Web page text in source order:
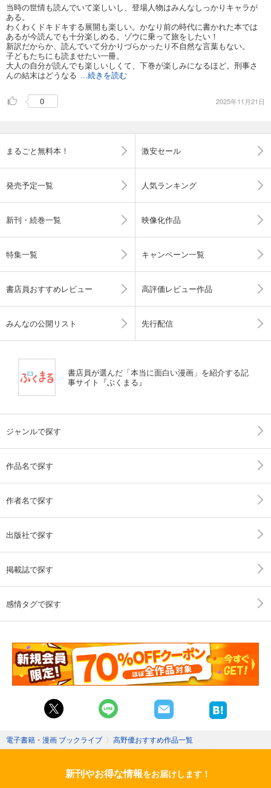
当時の世情も読んでいて楽しいし、登場人物はみんなしっかりキャラが
ある。
わくわくドキドキする展開も楽しい。かなり前の時代に書かれた本では
あるが今読んでも十分楽しめる。ゾウに乗って旅をしたい！
新訳だからか、読んでいて分かりづらかったり不自然な言葉もない。
子どもたちにも読ませたい一冊。
大人の自分が読んでも楽しいしくて、下巻が楽しみになるほど。刑事さ
んの結末はどうなる
...続きを読む
0 2025年11月21日
まるごと無料本！ 激安セール
発売予定一覧 人気ランキング
新刊・続巻一覧 映像化作品
特集一覧 キャンペーン一覧
書店員おすすめレビュー 高評価レビュー作品
みんなの公開リスト 先行配信
書店員が選んだ「本当に面白い漫画」を紹介する記
事サイト『ぶくまる』
ジャンルで探す
作品名で探す
作者名で探す
出版社で探す
掲載誌で探す
感情タグで探す
電子書籍・漫画 ブックライブ 〉 高野優おすすめ作品一覧
新刊やお得な情報をお届けします！